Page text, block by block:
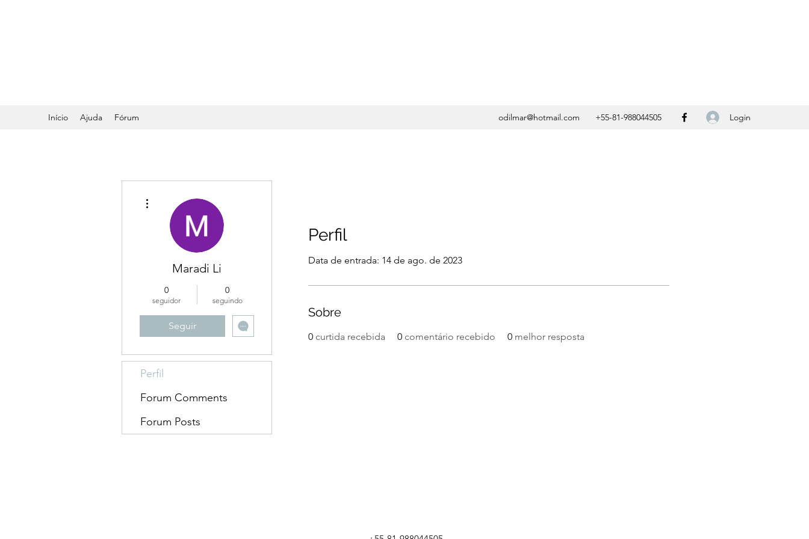
Início Ajuda Fórum odilmar@hotmail.com +55-81-988044505 Login
Perfil
Data de entrada: 14 de ago. de 2023
Sobre
0 curtida recebida 0 comentário recebido 0 melhor resposta
Maradi Li
0
seguidor
0
seguindo
Seguir
Perfil
Forum Comments
Forum Posts